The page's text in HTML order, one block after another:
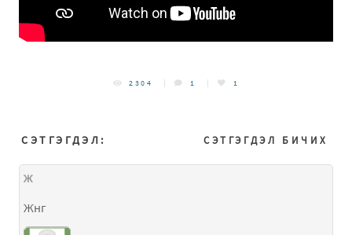
2304 1 1
СЭТГЭГДЭЛ БИЧИХ
СЭТГЭГДЭЛ:
Ж
Жнг